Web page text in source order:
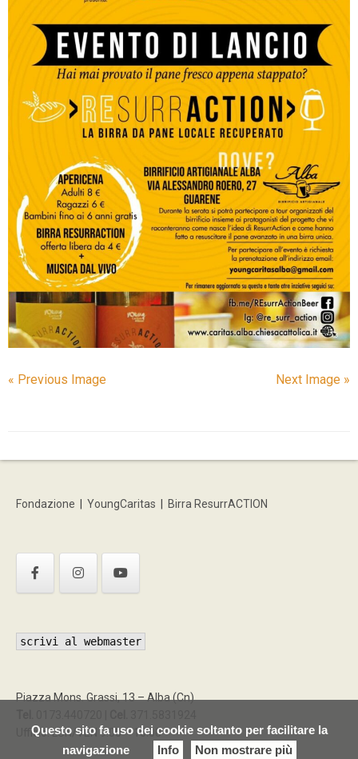
Questo sito fa uso dei cookie soltanto per facilitare la
navigazione
Info Non mostrare più
« Previous Image Next Image »
Fondazione YoungCaritas Birra ResurrACTION
scrivi al webmaster
Piazza Mons. Grassi, 13 – Alba (Cn)
Ufficio: LUN/VEN 9:00 – 15:00